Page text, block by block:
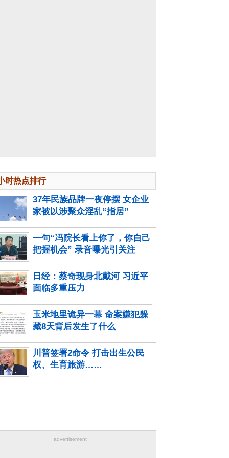
时热点排行
37年民族品牌一夜停摆 女企业
家被以涉聚众淫乱“指居”
一句“冯院长看上你了，你自己
把握机会” 录音曝光引关注
日经：蔡奇现身北戴河 习近平
面临多重压力
玉米地里诡异一幕 命案嫌犯躲
藏8天背后发生了什么
川普签署2命令 打击出生公民
权、生育旅游……
advertisement